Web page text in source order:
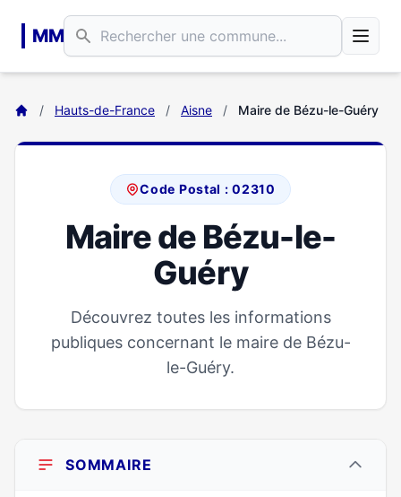
MM
/ Hauts-de-France / Aisne / Maire de Bézu-le-Guéry
Code Postal : 02310
Maire de Bézu-le-
Guéry
Découvrez toutes les informations
publiques concernant le maire de Bézu-
le-Guéry.
SOMMAIRE